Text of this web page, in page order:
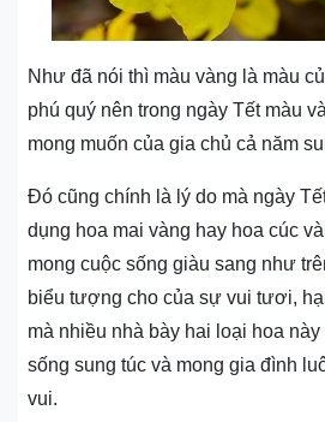
Như đã nói thì màu vàng là màu
phú quý nên trong ngày Tết màu
mong muốn của gia chủ cả năm
Đó cũng chính là lý do mà ngày
dụng hoa mai vàng hay hoa cúc
mong cuộc sống giàu sang như
biểu tượng cho của sự vui tươi,
mà nhiều nhà bày hai loại hoa
sống sung túc và mong gia đình
vui.